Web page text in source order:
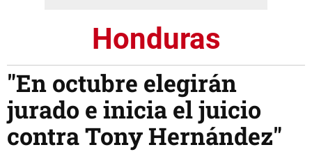
Honduras
"En octubre elegirán
jurado e inicia el juicio
contra Tony Hernández"